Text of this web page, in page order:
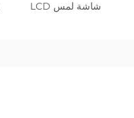
شاشة لمس LCD